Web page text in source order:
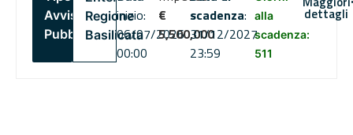
Avviso
Pubblico
Regione
Basilicata
inizio:
06/07/2026
00:00
€
5,500,000
scadenza:
31/12/2027
23:59
alla
scadenza:
511
dettagli